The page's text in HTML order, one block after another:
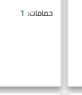
حمامات: 1